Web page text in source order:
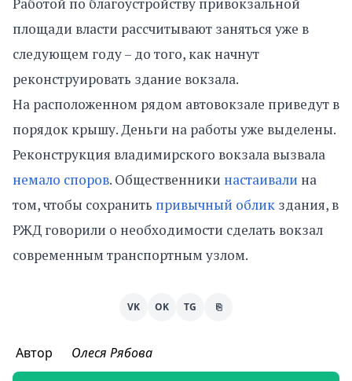
площади власти рассчитывают заняться уже в
следующем году – до того, как начнут
реконструировать здание вокзала.
На расположенном рядом автовокзале приведут в
порядок крышу. Деньги на работы уже выделены.
Реконструкция владимирского вокзала вызвала
немало споров. Общественники настаивали на
том, чтобы сохранить привычный облик здания, в
РЖД говорили о необходимости сделать вокзал
современным транспортным узлом.
VK OK TG ⎘
Автор Олеся Рябова